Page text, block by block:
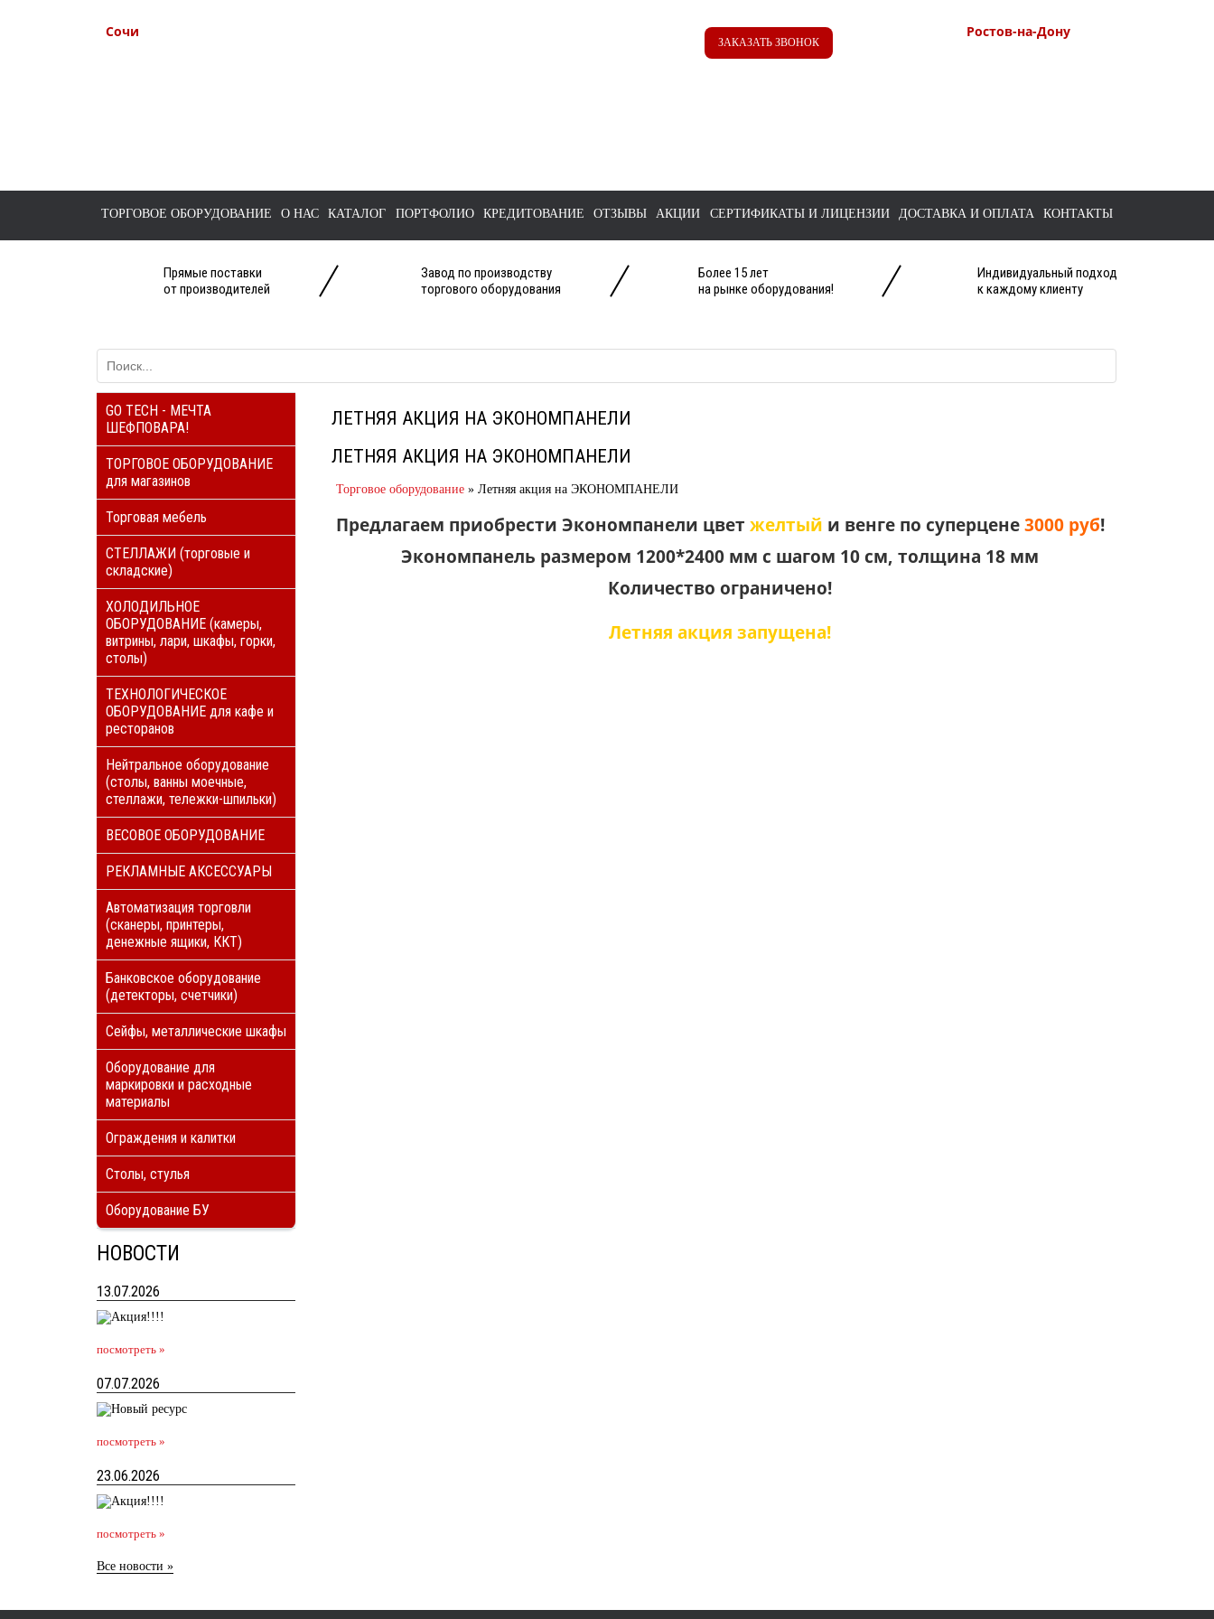
Сочи
ЗАКАЗАТЬ ЗВОНОК
Ростов-на-Дону
ТОРГОВОЕ ОБОРУДОВАНИЕ О НАС КАТАЛОГ ПОРТФОЛИО КРЕДИТОВАНИЕ ОТЗЫВЫ АКЦИИ СЕРТИФИКАТЫ И ЛИЦЕНЗИИ ДОСТАВКА И ОПЛАТА КОНТАКТЫ
Прямые поставки
от производителей
Завод по производству
торгового оборудования
Более 15 лет
на рынке оборудования!
Индивидуальный подход
к каждому клиенту
GO TECH - МЕЧТА
ШЕФПОВАРА!
ТОРГОВОЕ ОБОРУДОВАНИЕ
для магазинов
Торговая мебель
СТЕЛЛАЖИ (торговые и
складские)
ХОЛОДИЛЬНОЕ
ОБОРУДОВАНИЕ (камеры,
витрины, лари, шкафы, горки,
столы)
ТЕХНОЛОГИЧЕСКОЕ
ОБОРУДОВАНИЕ для кафе и
ресторанов
Нейтральное оборудование
(столы, ванны моечные,
стеллажи, тележки-шпильки)
ВЕСОВОЕ ОБОРУДОВАНИЕ
РЕКЛАМНЫЕ АКСЕССУАРЫ
Автоматизация торговли
(сканеры, принтеры,
денежные ящики, ККТ)
Банковское оборудование
(детекторы, счетчики)
Сейфы, металлические шкафы
Оборудование для
маркировки и расходные
материалы
Ограждения и калитки
Столы, стулья
Оборудование БУ
НОВОСТИ
13.07.2026
посмотреть »
07.07.2026
посмотреть »
23.06.2026
посмотреть »
Все новости »
ЛЕТНЯЯ АКЦИЯ НА ЭКОНОМПАНЕЛИ
ЛЕТНЯЯ АКЦИЯ НА ЭКОНОМПАНЕЛИ
Торговое оборудование » Летняя акция на ЭКОНОМПАНЕЛИ
Предлагаем приобрести Экономпанели цвет желтый и венге по суперцене 3000 руб!
Экономпанель размером 1200*2400 мм с шагом 10 см, толщина 18 мм
Количество ограничено!
Летняя акция запущена!